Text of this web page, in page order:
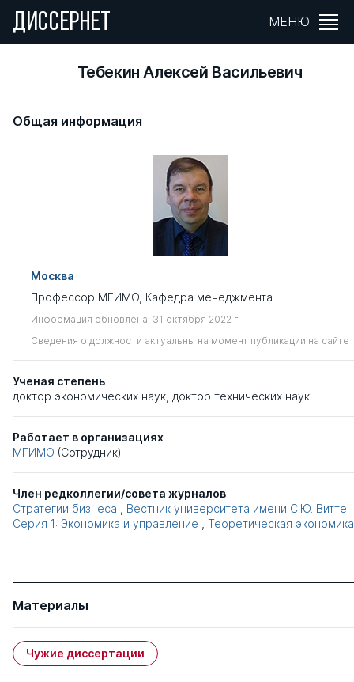
ДИССЕРНЕТ МЕНЮ
Тебекин Алексей Васильевич
Общая информация
Москва
Профессор МГИМО, Кафедра менеджмента
Информация обновлена: 31 октября 2022 г.
Сведения о должности актуальны на момент публикации на сайте
Ученая степень
доктор экономических наук доктор технических наук
Работает в организациях
МГИМО (Сотрудник)
Член редколлегии/совета журналов
Стратегии бизнеса
Вестник университета имени С.Ю. Витте.
Серия 1: Экономика и управление
Теоретическая экономика
Материалы
Чужие диссертации